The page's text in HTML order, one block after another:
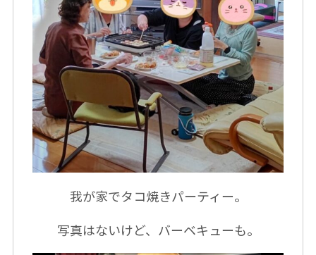
我が家でタコ焼きパーティー。
写真はないけど、バーベキューも。